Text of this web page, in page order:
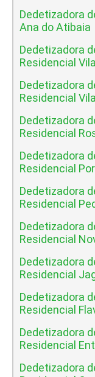
Dedetizadora
Ana do Atibaia
Dedetizadora
Residencial
Dedetizadora
Residencial
Dedetizadora
Residencial
Dedetizadora
Residencial
Dedetizadora
Residencial
Dedetizadora
Residencial
Dedetizadora
Residencial
Dedetizadora
Residencial
Dedetizadora
Residencial
Dedetizadora